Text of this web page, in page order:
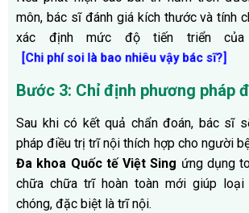
môn, bác sĩ đánh giá kích thước và tính
xác định mức độ tiến triển
[Chi phí soi là bao nhiêu vậy bác sĩ?]
Bước 3: Chỉ định phương pháp
Sau khi có kết quả chẩn đoán, bác sĩ
pháp điều trị trĩ nội thích hợp cho người
Đa khoa Quốc tế Việt Sing ứng dụng
chữa chữa trĩ hoàn toàn mới giúp
chóng, đặc biệt là trĩ nội.